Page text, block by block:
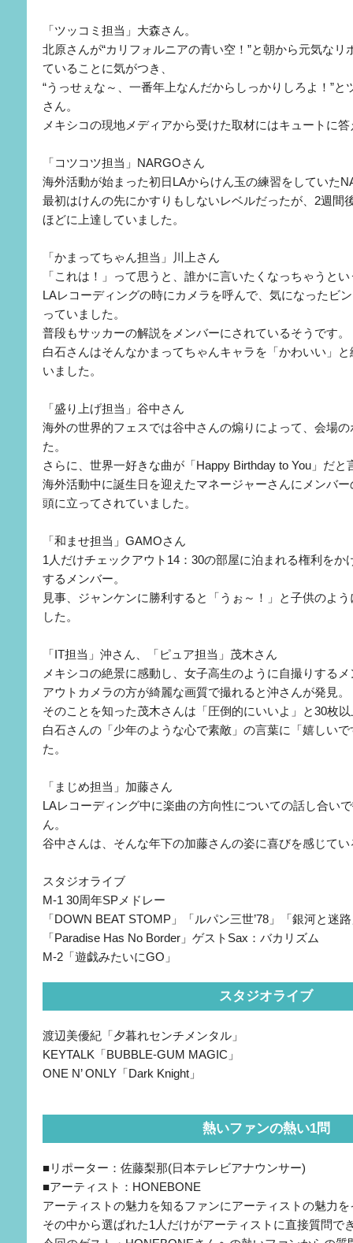
「ツッコミ担当」大森さん。
北原さんが“カリフォルニアの青い空！”と朝から元気なリ
ていることに気がつき、
“うっせぇな～、一番年上なんだからしっかりしろよ！”と
さん。
メキシコの現地メディアから受けた取材にはキュートに
「コツコツ担当」NARGOさん
海外活動が始まった初日LAからけん玉の練習をしていた
最初はけんの先にかすりもしないレベルだったが、2週間
ほどに上達していました。
「かまってちゃん担当」川上さん
「これは！」って思うと、誰かに言いたくなっちゃうと
LAレコーディングの時にカメラを呼んで、気になったビ
っていました。
普段もサッカーの解説をメンバーにされているそうです。
白石さんはそんなかまってちゃんキャラを「かわいい」
いました。
「盛り上げ担当」谷中さん
海外の世界的フェスでは谷中さんの煽りによって、会場
た。
さらに、世界一好きな曲が「Happy Birthday to You」だと
海外活動中に誕生日を迎えたマネージャーさんにメンバ
頭に立ってされていました。
「和ませ担当」GAMOさん
1人だけチェックアウト14：30の部屋に泊まれる権利をか
するメンバー。
見事、ジャンケンに勝利すると「うぉ～！」と子供のよ
した。
「IT担当」沖さん、「ピュア担当」茂木さん
メキシコの絶景に感動し、女子高生のように自撮りする
アウトカメラの方が綺麗な画質で撮れると沖さんが発見。
そのことを知った茂木さんは「圧倒的にいいよ」と30枚
白石さんの「少年のような心で素敵」の言葉に「嬉しい
た。
「まじめ担当」加藤さん
LAレコーディング中に楽曲の方向性についての話し合い
ん。
谷中さんは、そんな年下の加藤さんの姿に喜びを感じて
スタジオライブ
M-1 30周年SPメドレー
「DOWN BEAT STOMP」「ルパン三世’78」「銀河と迷
「Paradise Has No Border」ゲストSax：バカリズム
M-2「遊戯みたいにGO」
スタジオライブ
渡辺美優紀「夕暮れセンチメンタル」
KEYTALK「BUBBLE-GUM MAGIC」
ONE N’ ONLY「Dark Knight」
熱いファンの熱い1問
■リポーター：佐藤梨那(日本テレビアナウンサー)
■アーティスト：HONEBONE
アーティストの魅力を知るファンにアーティストの魅力
その中から選ばれた1人だけがアーティストに直接質問で